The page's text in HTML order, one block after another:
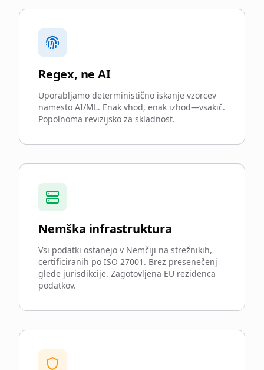
Regex, ne AI
Uporabljamo deterministično iskanje vzorcev
namesto AI/ML. Enak vhod, enak izhod—vsakič.
Popolnoma revizijsko za skladnost.
Nemška infrastruktura
Vsi podatki ostanejo v Nemčiji na strežnikih,
certificiranih po ISO 27001. Brez presenečenj
glede jurisdikcije. Zagotovljena EU rezidenca
podatkov.